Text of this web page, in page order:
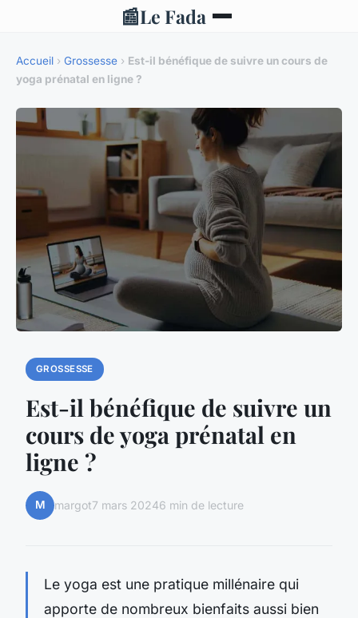
📰Le Fada
Accueil › Grossesse › Est-il bénéfique de suivre un cours de
yoga prénatal en ligne ?
GROSSESSE
Est-il bénéfique de suivre un
cours de yoga prénatal en
ligne ?
M margot7 mars 20246 min de lecture
Le yoga est une pratique millénaire qui
apporte de nombreux bienfaits aussi bien